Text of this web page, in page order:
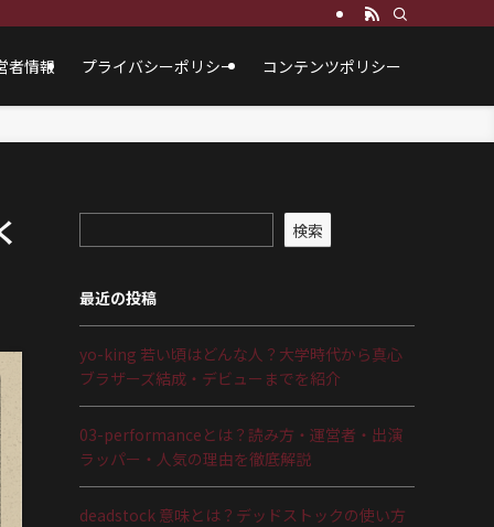
者情報 プライバシーポリシー コンテンツポリシー
検索
最近の投稿
yo-king 若い頃はどんな人？大学時代から真心
ブラザーズ結成・デビューまでを紹介
03-performanceとは？読み方・運営者・出演
ラッパー・人気の理由を徹底解説
deadstock 意味とは？デッドストックの使い方